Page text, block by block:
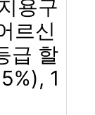
용구
르신
급 할
1